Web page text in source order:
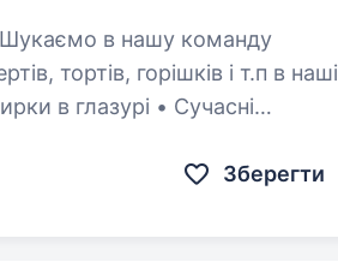
тортів, горішків і т.п в наші
в глазурі • Сучасні
Зберегти